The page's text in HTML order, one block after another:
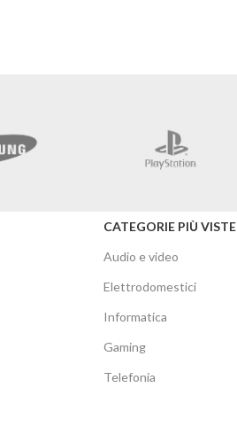
CATEGORIE PIÙ VISTE
Audio e video
Elettrodomestici
Informatica
Gaming
Telefonia